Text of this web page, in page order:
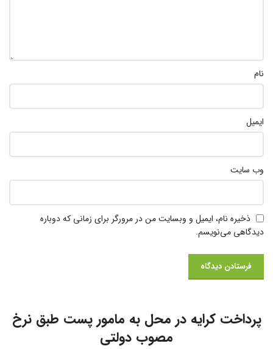
نام
ایمیل
وب‌ سایت
ذخیره نام، ایمیل و وبسایت من در مرورگر برای زمانی که دوباره
دیدگاهی می‌نویسم.
پرداخت کرایه در محل به مامور پست طبق نرخ
مصوب دولتی